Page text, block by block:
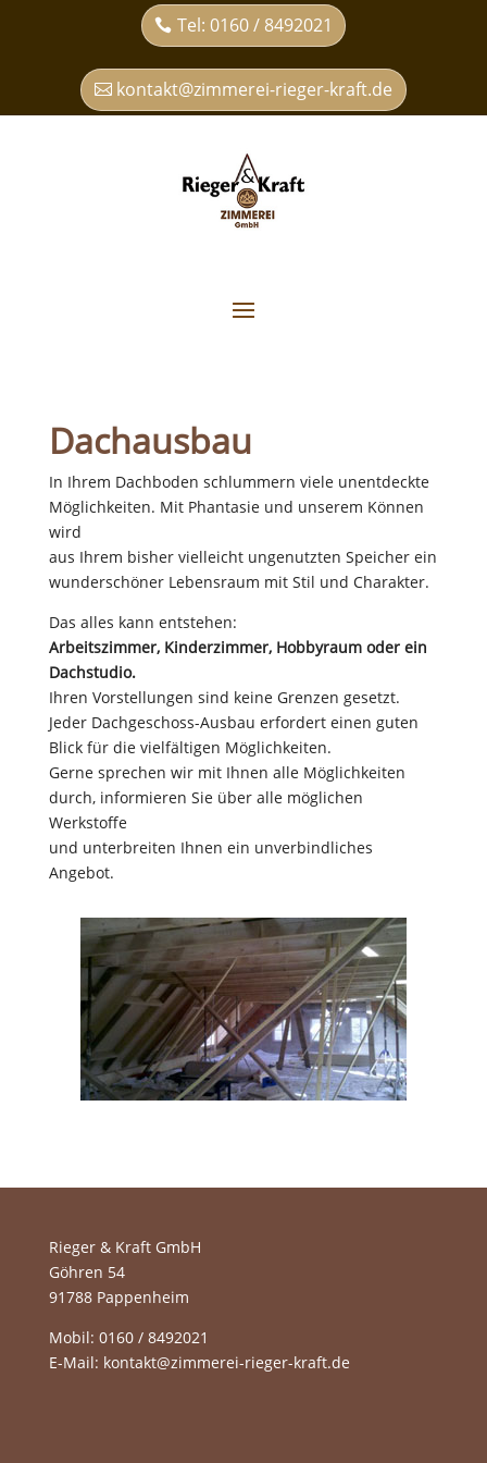
Tel: 0160 / 8492021
kontakt@zimmerei-rieger-kraft.de
Dachausbau
In Ihrem Dachboden schlummern viele unentdeckte
Möglichkeiten. Mit Phantasie und unserem Können
wird
aus Ihrem bisher vielleicht ungenutzten Speicher ein
wunderschöner Lebensraum mit Stil und Charakter.
Das alles kann entstehen:
Arbeitszimmer, Kinderzimmer, Hobbyraum oder ein
Dachstudio.
Ihren Vorstellungen sind keine Grenzen gesetzt.
Jeder Dachgeschoss-Ausbau erfordert einen guten
Blick für die vielfältigen Möglichkeiten.
Gerne sprechen wir mit Ihnen alle Möglichkeiten
durch, informieren Sie über alle möglichen
Werkstoffe
und unterbreiten Ihnen ein unverbindliches
Angebot.
Rieger & Kraft GmbH
Göhren 54
91788 Pappenheim
Mobil: 0160 / 8492021
E-Mail: kontakt@zimmerei-rieger-kraft.de